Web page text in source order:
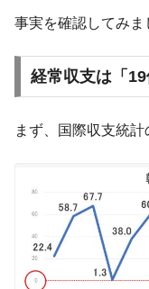
体だけで410億ドル
『Money1』
【韓
『Money1』
韓
ーにウソのデータ
『Money1』
韓国
言。
事実を確認してみま
経常収支は「
まず、国際収支統計